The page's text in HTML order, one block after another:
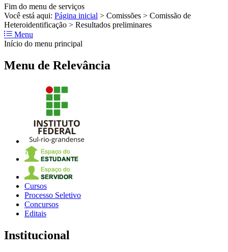
Fim do menu de serviços
Você está aqui: Página inicial > Comissões > Comissão de
Heteroidentificação > Resultados preliminares
Menu
Início do menu principal
Menu de Relevância
Cursos
Processo Seletivo
Concursos
Editais
Institucional